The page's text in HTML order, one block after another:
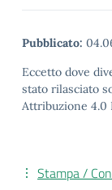
Pubblicato:
Eccetto dove
stato rilasciato
Attribuzione 4.0
Stampa /